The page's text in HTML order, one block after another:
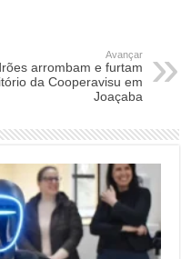
Avançar
arrombam e furtam
da Cooperavisu em
Joaçaba